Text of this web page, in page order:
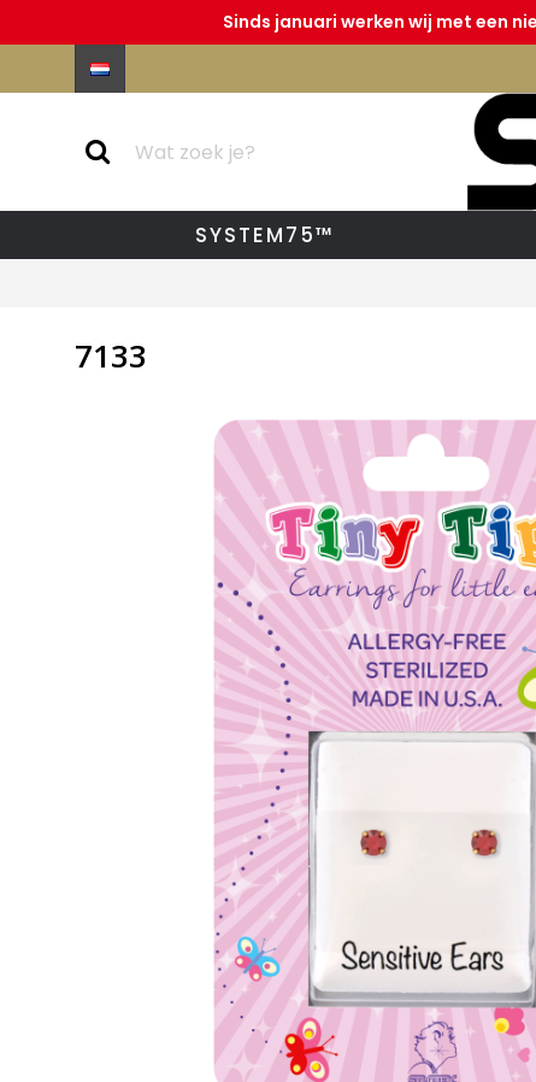
Sinds januari werken wij met een
SYSTEM75™
7133